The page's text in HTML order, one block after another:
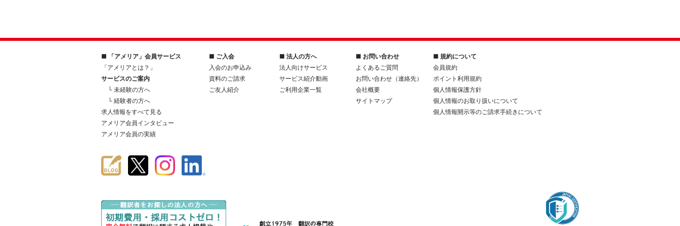
■ 「アメリア」会員サービス
「アメリアとは？」
サービスのご案内
└ 未経験の方へ
└ 経験者の方へ
求人情報をすべて見る
アメリア会員インタビュー
アメリア会員の実績
■ ご入会
入会のお申込み
資料のご請求
ご友人紹介
■ 法人の方へ
法人向けサービス
サービス紹介動画
ご利用企業一覧
■ お問い合わせ
よくあるご質問
お問い合わせ（連絡先）
会社概要
サイトマップ
■ 規約について
会員規約
ポイント利用規約
個人情報保護方針
個人情報のお取り扱いについて
個人情報開示等のご請求手続きについて